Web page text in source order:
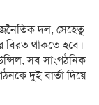
দল, সেহেতু
বিরত থাকতে হবে।
সব সাংগঠনিক
দুই বার্তা দিয়ে